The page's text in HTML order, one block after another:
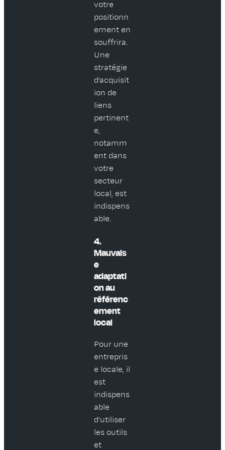
votre
positionn
ement en
souffrira.
Une
stratégie
d’acquisit
ion de
liens
pertinent
e,
notamm
ent dans
votre
secteur
local, est
indispens
able.
4.
Mauvais
e
adaptati
on au
référenc
ement
local
Pour une
entrepris
e locale, il
est
indispens
able
d’utiliser
les outils
et